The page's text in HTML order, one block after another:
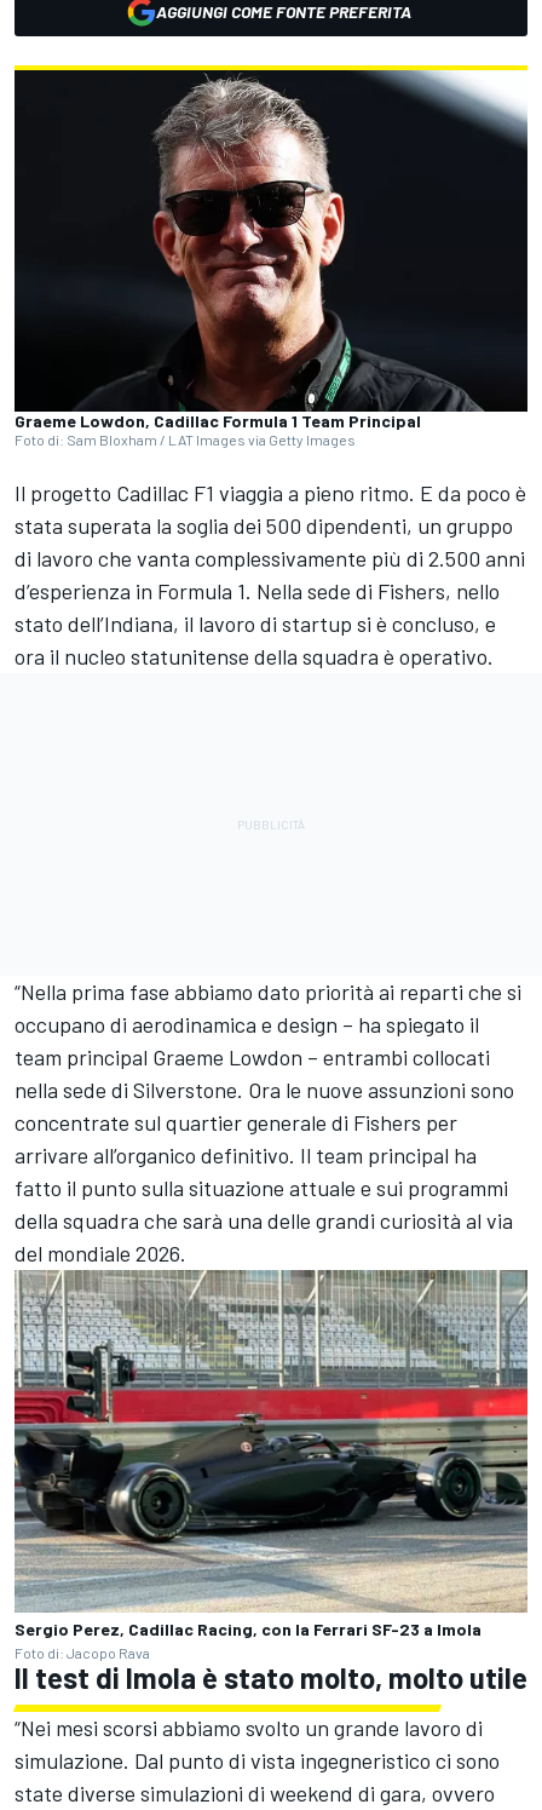
AGGIUNGI COME FONTE PREFERITA
Graeme Lowdon, Cadillac Formula 1 Team Principal
Foto di: Sam Bloxham / LAT Images via Getty Images
Il progetto Cadillac F1 viaggia a pieno ritmo. E da poco è
stata superata la soglia dei 500 dipendenti, un gruppo
di lavoro che vanta complessivamente più di 2.500 anni
d’esperienza in Formula 1. Nella sede di Fishers, nello
stato dell’Indiana, il lavoro di startup si è concluso, e
ora il nucleo statunitense della squadra è operativo.
“Nella prima fase abbiamo dato priorità ai reparti che si
occupano di aerodinamica e design – ha spiegato il
team principal Graeme Lowdon – entrambi collocati
nella sede di Silverstone. Ora le nuove assunzioni sono
concentrate sul quartier generale di Fishers per
arrivare all’organico definitivo. Il team principal ha
fatto il punto sulla situazione attuale e sui programmi
della squadra che sarà una delle grandi curiosità al via
del mondiale 2026.
Sergio Perez, Cadillac Racing, con la Ferrari SF-23 a Imola
Foto di: Jacopo Rava
Il test di Imola è stato molto, molto utile
“Nei mesi scorsi abbiamo svolto un grande lavoro di
simulazione. Dal punto di vista ingegneristico ci sono
state diverse simulazioni di weekend di gara, ovvero